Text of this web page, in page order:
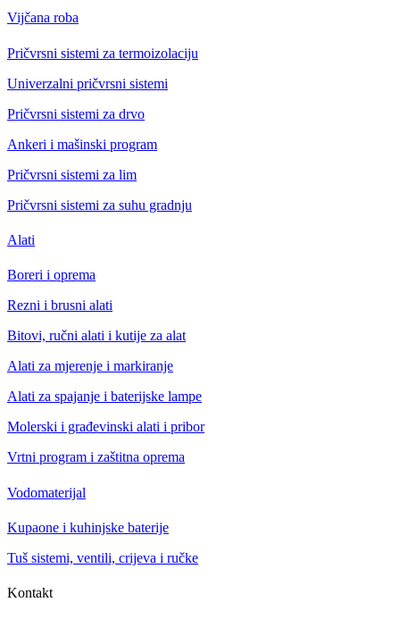
Vijčana roba
Pričvrsni sistemi za termoizolaciju
Univerzalni pričvrsni sistemi
Pričvrsni sistemi za drvo
Ankeri i mašinski program
Pričvrsni sistemi za lim
Pričvrsni sistemi za suhu gradnju
Alati
Boreri i oprema
Rezni i brusni alati
Bitovi, ručni alati i kutije za alat
Alati za mjerenje i markiranje
Alati za spajanje i baterijske lampe
Molerski i građevinski alati i pribor
Vrtni program i zaštitna oprema
Vodomaterijal
Kupaone i kuhinjske baterije
Tuš sistemi, ventili, crijeva i ručke
Kontakt